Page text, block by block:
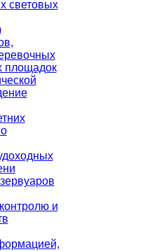
световых
площадок
и